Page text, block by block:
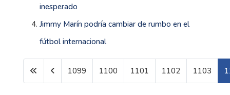
inesperado
Jimmy Marín podría cambiar de rumbo en el
fútbol internacional
Página 1104 de 1610
1099 1100 1101 1102 1103